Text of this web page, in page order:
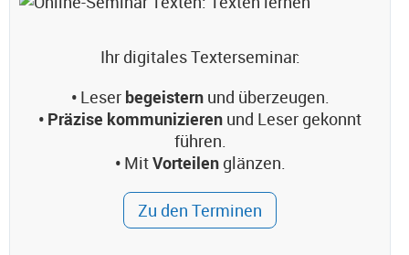
Ihr digitales Texterseminar:
• Leser begeistern und überzeugen.
• Präzise kommunizieren und Leser gekonnt
führen.
• MitVorteilen glänzen.
Zu den Terminen